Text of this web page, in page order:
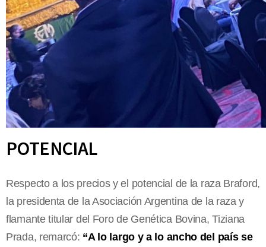
POTENCIAL
Respecto a los precios y el potencial de la raza Braford,
la presidenta de la Asociación Argentina de la raza y
flamante titular del Foro de Genética Bovina, Tiziana
Prada, remarcó: “A lo largo y a lo ancho del país se